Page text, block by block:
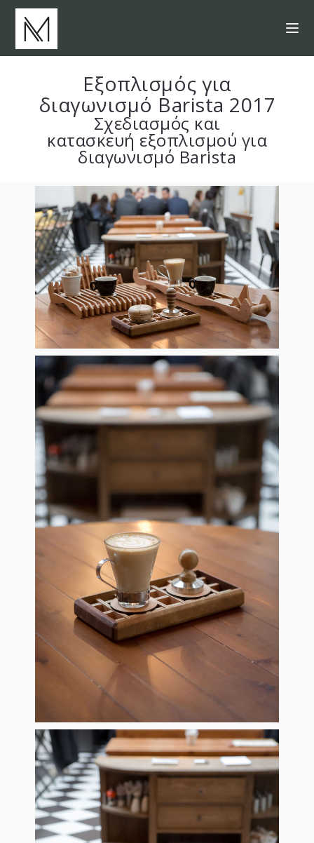
Εξοπλισμός για
διαγωνισμό Barista 2017
Σχεδιασμός και
κατασκευή εξοπλισμού για
διαγωνισμό Βarista